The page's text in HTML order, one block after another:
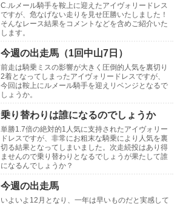
C.ルメール騎手を鞍上に迎えたアイヴォリードレス
ですが、危なげない走りを見せ圧勝いたしました！
そんなレース結果をコメントなどを含めご紹介いた
します。
今週の出走馬（1回中山7日）
前走は騎乗ミスの影響が大きく圧倒的人気を裏切り
2着となってしまったアイヴォリードレスですが、
今回は鞍上にルメール騎手を迎えリベンジとなるで
しょうか。
乗り替わりは誰になるのでしょうか
単勝1.7倍の絶対的1人気に支持されたアイヴォリー
ドレスですが、非常にお粗末な騎乗により人気を裏
切る結果となってしまいました。次走続投はあり得
ませんので乗り替わりとなるでしょうが果たして誰
になるんでしょうか？
今週の出走馬
いよいよ12月となり、一年は早いものだと実感して